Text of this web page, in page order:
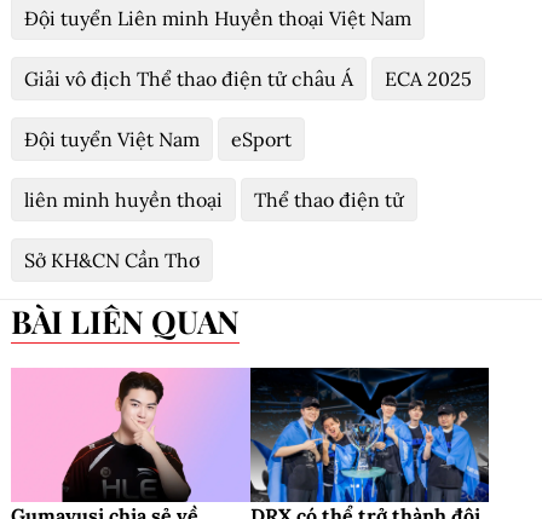
Đội tuyển Liên minh Huyền thoại Việt Nam
Giải vô địch Thể thao điện tử châu Á ECA 2025
Đội tuyển Việt Nam eSport
liên minh huyền thoại Thể thao điện tử
Sở KH&CN Cần Thơ
BÀI LIÊN QUAN